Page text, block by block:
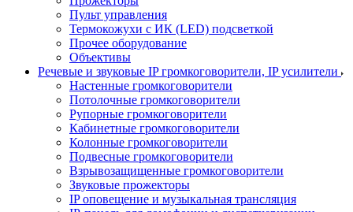
Пульт управления
Термокожухи с ИК (LED) подсветкой
Прочее оборудование
Объективы
Речевые и звуковые IP громкоговорители, IP усилители
Настенные громкоговорители
Потолочные громкоговорители
Рупорные громкоговорители
Кабинетные громкоговорители
Колонные громкоговорители
Подвесные громкоговорители
Взрывозащищенные громкоговорители
Звуковые прожекторы
IP оповещение и музыкальная трансляция